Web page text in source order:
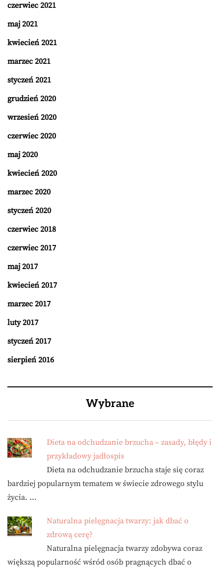
czerwiec 2021
maj 2021
kwiecień 2021
marzec 2021
styczeń 2021
grudzień 2020
wrzesień 2020
czerwiec 2020
maj 2020
kwiecień 2020
marzec 2020
styczeń 2020
czerwiec 2018
czerwiec 2017
maj 2017
kwiecień 2017
marzec 2017
luty 2017
styczeń 2017
sierpień 2016
Wybrane
Dieta na odchudzanie brzucha – zasady, błędy i
przykładowy jadłospis
Dieta na odchudzanie brzucha staje się coraz
bardziej popularnym tematem w świecie zdrowego stylu
życia. …
Naturalna pielęgnacja twarzy: jak dbać o
zdrową cerę?
Naturalna pielęgnacja twarzy zdobywa coraz
większą popularność wśród osób pragnących dbać o